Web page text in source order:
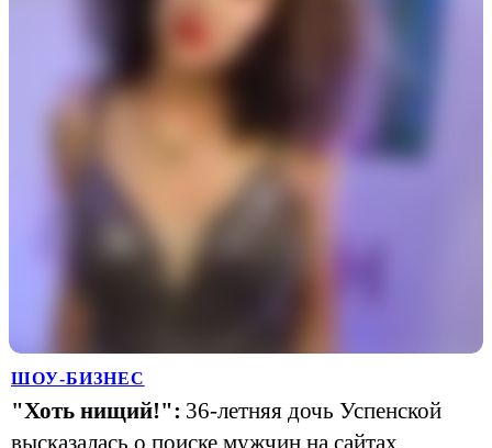
ШОУ-БИЗНЕС
"Хоть нищий!": 36-летняя дочь Успенской
высказалась о поиске мужчин на сайтах